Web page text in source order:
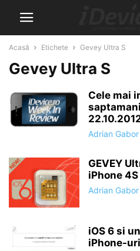
Acasă Etichete Gevey Ultra S
Gevey Ultra S
Cele mai
Adrian Gabor
GEVEY
iPhone
Adrian Gabor
iOS 6 si
iPhone-